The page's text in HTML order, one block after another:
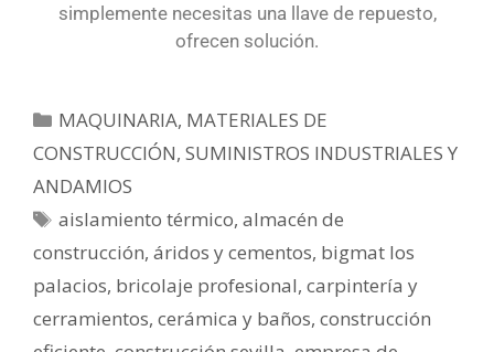
simplemente necesitas una llave de repuesto,
ofrecen solución.
MAQUINARIA, MATERIALES DE
CONSTRUCCIÓN, SUMINISTROS INDUSTRIALES Y
ANDAMIOS
aislamiento térmico,almacén de
construcción, áridos y cementos, bigmat los
palacios, bricolaje profesional, carpintería y
cerramientos, cerámica y baños, construcción